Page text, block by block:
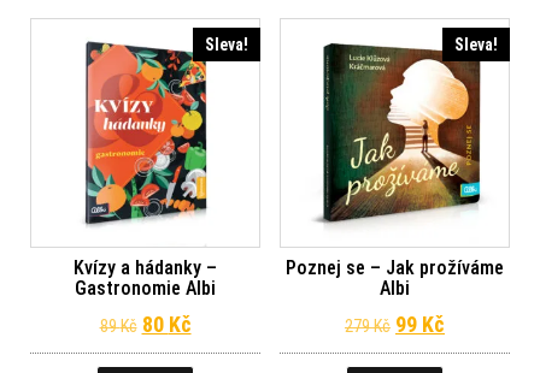
Sleva!
Kvízy a hádanky –
Gastronomie Albi
89Kč Původní cena byla: 89 Kč.
80 KčAktuální cena je: 80 Kč.
Sleva!
Poznej se – Jak prožíváme
Albi
279Kč Původní cena
99 KčAktuální